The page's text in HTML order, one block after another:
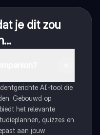
je dit zou
AI-tool die
Gebouwd op
het relevante
quizzes en
aan jouw